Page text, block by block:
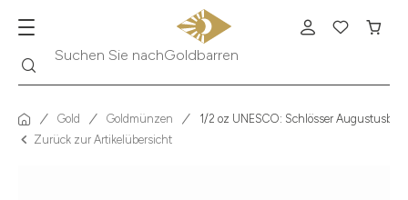
Suchen Sie nach
Gold Goldmünzen
1/2 oz UNESCO: Schlösser
Zurück zur Artikelübersicht